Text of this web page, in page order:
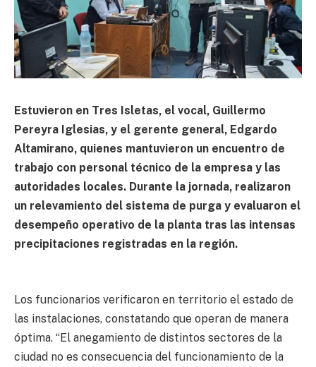
Estuvieron en Tres Isletas, el vocal, Guillermo
Pereyra Iglesias, y el gerente general, Edgardo
Altamirano, quienes mantuvieron un encuentro de
trabajo con personal técnico de la empresa y las
autoridades locales. Durante la jornada, realizaron
un relevamiento del sistema de purga y evaluaron el
desempeño operativo de la planta tras las intensas
precipitaciones registradas en la región.
Los funcionarios verificaron en territorio el estado de
las instalaciones, constatando que operan de manera
óptima. “El anegamiento de distintos sectores de la
ciudad no es consecuencia del funcionamiento de la